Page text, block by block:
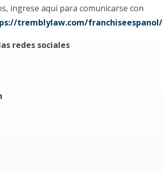
ingrese aquí para comunicarse con
tremblylaw.com/franchiseespanol/
redes sociales